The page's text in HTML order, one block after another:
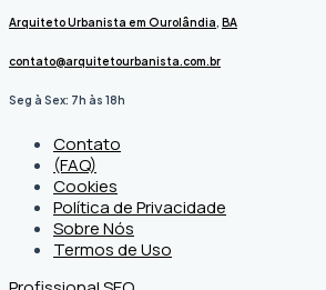
Arquiteto Urbanista em Ourolândia, BA
contato@arquitetourbanista.com.br
Seg à Sex: 7h às 18h
Contato
(FAQ)
Cookies
Política de Privacidade
Sobre Nós
Termos de Uso